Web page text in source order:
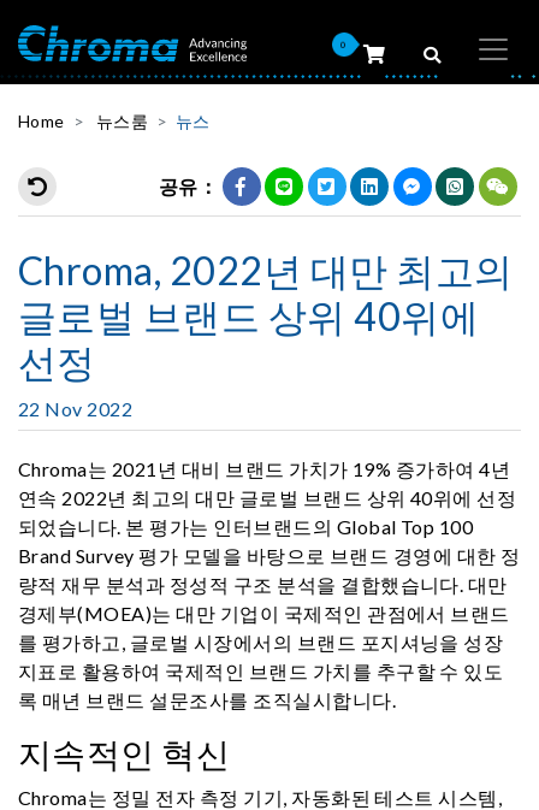
0
Home 뉴스룸 뉴스
공유：
Chroma, 2022년 대만 최고의
글로벌 브랜드 상위 40위에
선정
22 Nov 2022
Chroma는 2021년 대비 브랜드 가치가 19% 증가하여 4년
연속 2022년 최고의 대만 글로벌 브랜드 상위 40위에 선정
되었습니다. 본 평가는 인터브랜드의 Global Top 100
Brand Survey 평가 모델을 바탕으로 브랜드 경영에 대한 정
량적 재무 분석과 정성적 구조 분석을 결합했습니다. 대만
경제부(MOEA)는 대만 기업이 국제적인 관점에서 브랜드
를 평가하고, 글로벌 시장에서의 브랜드 포지셔닝을 성장
지표로 활용하여 국제적인 브랜드 가치를 추구할 수 있도
록 매년 브랜드 설문조사를 조직실시합니다.
지속적인 혁신
Chroma는 정밀 전자 측정 기기, 자동화된 테스트 시스템,